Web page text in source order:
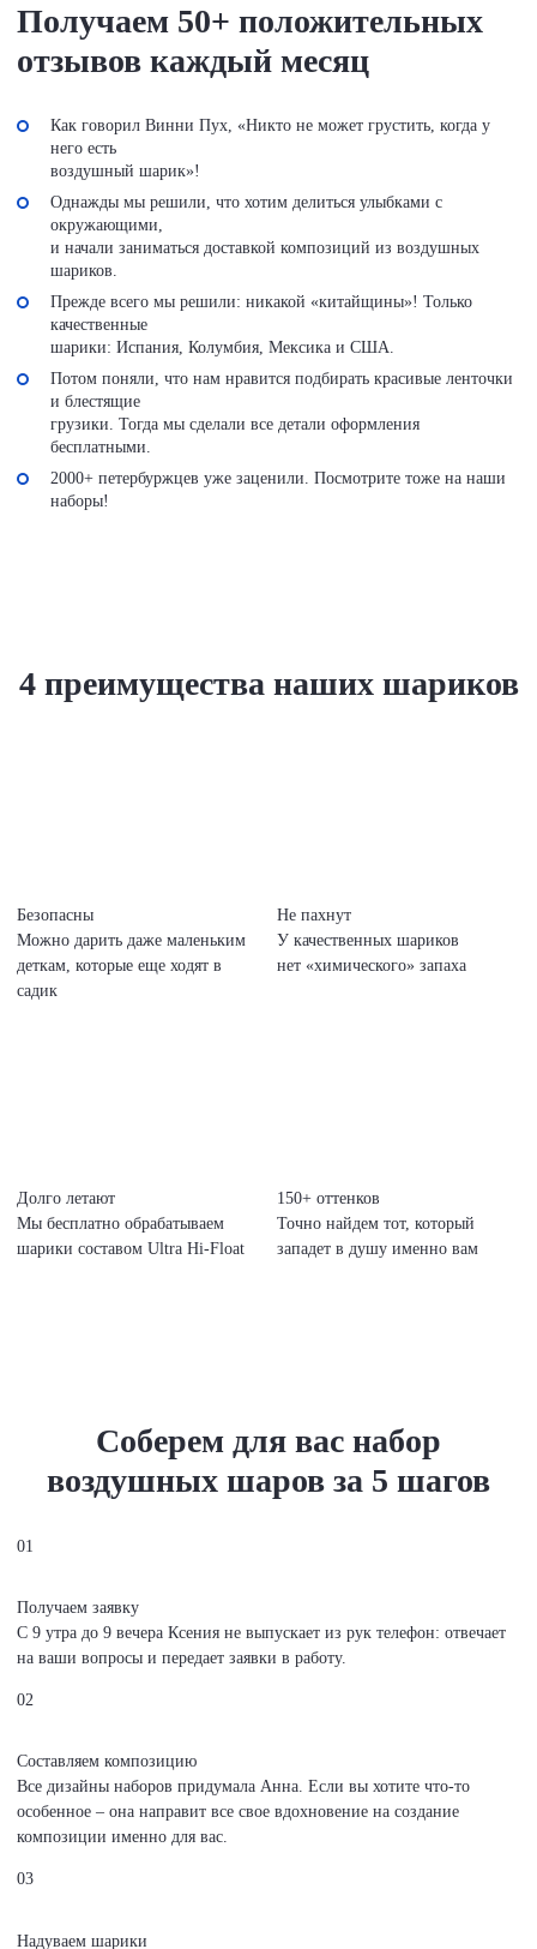
Получаем 50+ положительных
отзывов каждый месяц
Как говорил Винни Пух, «Никто не может грустить, когда у
него есть
воздушный шарик»!
Однажды мы решили, что хотим делиться улыбками с
окружающими,
и начали заниматься доставкой композиций из воздушных
шариков.
Прежде всего мы решили: никакой «китайщины»! Только
качественные
шарики: Испания, Колумбия, Мексика и США.
Потом поняли, что нам нравится подбирать красивые ленточки
и блестящие
грузики. Тогда мы сделали все детали оформления
бесплатными.
2000+ петербуржцев уже заценили. Посмотрите тоже на наши
наборы!
4 преимущества наших шариков
Безопасны
Можно дарить даже маленьким
деткам, которые еще ходят в
садик
Не пахнут
У качественных шариков
нет «химического» запаха
Долго летают
Мы бесплатно обрабатываем
шарики составом Ultra Hi-Float
150+ оттенков
Точно найдем тот, который
западет в душу именно вам
Соберем для вас набор
воздушных шаров за 5 шагов
01
Получаем заявку
С 9 утра до 9 вечера Ксения не выпускает из рук телефон: отвечает
на ваши вопросы и передает заявки в работу.
02
Составляем композицию
Все дизайны наборов придумала Анна. Если вы хотите что-то
особенное – она направит все свое вдохновение на создание
композиции именно для вас.
03
Надуваем шарики